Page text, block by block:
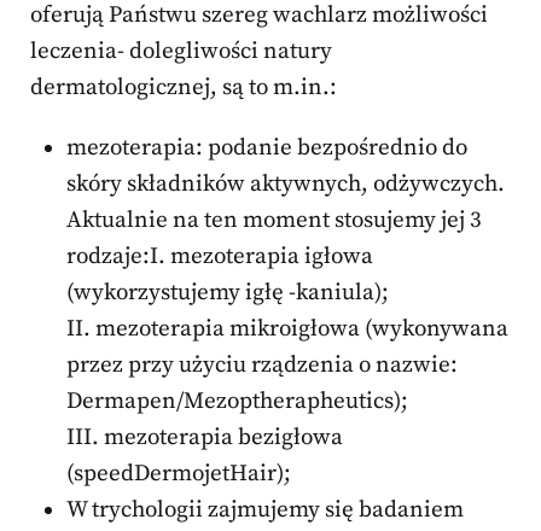
oferują Państwu szereg wachlarz możliwości
leczenia- dolegliwości natury
dermatologicznej, są to m.in.:
mezoterapia: podanie bezpośrednio do
skóry składników aktywnych, odżywczych.
Aktualnie na ten moment stosujemy jej 3
rodzaje:I. mezoterapia igłowa
(wykorzystujemy igłę -kaniula);
II. mezoterapia mikroigłowa (wykonywana
przez przy użyciu rządzenia o nazwie:
Dermapen/Mezoptherapheutics);
III. mezoterapia bezigłowa
(speedDermojetHair);
W trychologii zajmujemy się badaniem